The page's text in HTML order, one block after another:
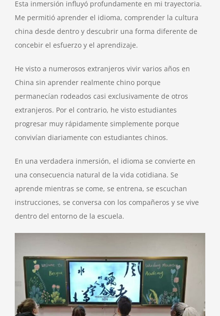
Esta inmersión influyó profundamente en mi trayectoria.
Me permitió aprender el idioma, comprender la cultura
china desde dentro y descubrir una forma diferente de
concebir el esfuerzo y el aprendizaje.
He visto a numerosos extranjeros vivir varios años en
China sin aprender realmente chino porque
permanecían rodeados casi exclusivamente de otros
extranjeros. Por el contrario, he visto estudiantes
progresar muy rápidamente simplemente porque
convivían diariamente con estudiantes chinos.
En una verdadera inmersión, el idioma se convierte en
una consecuencia natural de la vida cotidiana. Se
aprende mientras se come, se entrena, se escuchan
instrucciones, se conversa con los compañeros y se vive
dentro del entorno de la escuela.